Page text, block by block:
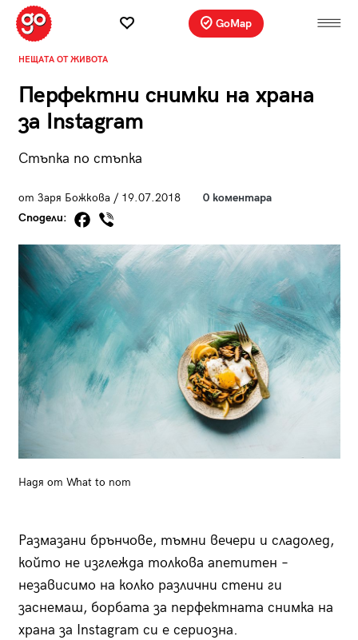
GoMap
НЕЩАТА ОТ ЖИВОТА
Перфектни снимки на храна
за Instagram
Стъпка по стъпка
от Заря Божкова / 19.07.2018
0 коментара
Сподели:
Надя от What to nom
Размазани брънчове, тъмни вечери и сладолед,
който не изглежда толкова апетитен –
независимо на колко различни стени ги
заснемаш, борбата за перфектната снимка на
храна за Instagram си е сериозна.